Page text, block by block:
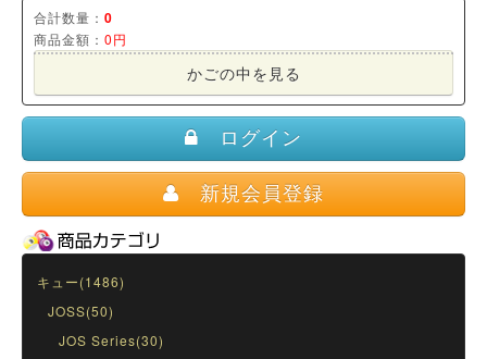
合計数量： 0
商品金額： 0円
かごの中を見る
ログイン
新規会員登録
キュー(1486)
JOSS(50)
JOS Series(30)